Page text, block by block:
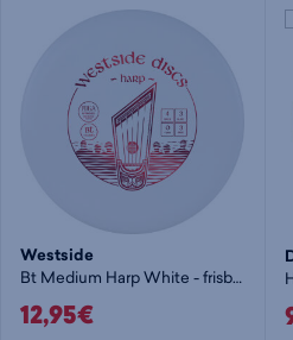
Westside
Bt Medium Harp White - frisbeegolf putteri
12,95€